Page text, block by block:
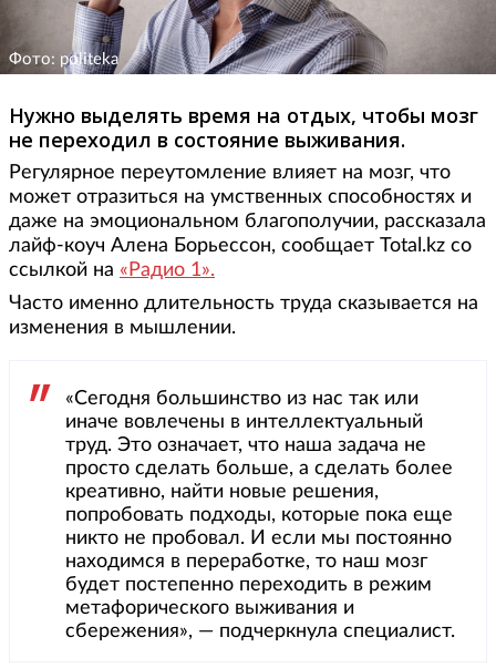
Фото: politeka
Нужно выделять время на отдых, чтобы мозг
не переходил в состояние выживания.
Регулярное переутомление влияет на мозг, что
может отразиться на умственных способностях и
даже на эмоциональном благополучии, рассказала
лайф-коуч Алена Борьессон, сообщает Total.kz со
ссылкой на «Радио 1».
Часто именно длительность труда сказывается на
изменения в мышлении.
«Сегодня большинство из нас так или
иначе вовлечены в интеллектуальный
труд. Это означает, что наша задача не
просто сделать больше, а сделать более
креативно, найти новые решения,
попробовать подходы, которые пока еще
никто не пробовал. И если мы постоянно
находимся в переработке, то наш мозг
будет постепенно переходить в режим
метафорического выживания и
сбережения», — подчеркнула специалист.